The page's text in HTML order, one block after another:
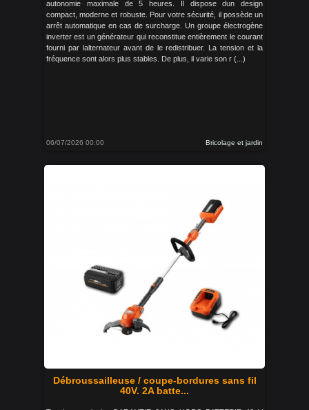
autonomie maximale de 5 heures. Il dispose dun design
compact, moderne et robuste. Pour votre sécurité, il possède un
arrêt automatique en cas de surcharge. Un groupe électrogène
inverter est un générateur qui reconstitue entièrement le courant
fourni par lalternateur avant de le redistribuer. La tension et la
fréquence sont alors plus stables. De plus, il varie son r (...)
06/07/2026 00:00 Bricolage et jardin
Débroussailleuse / coupe-bordures sans fil
40V. 2A batte...